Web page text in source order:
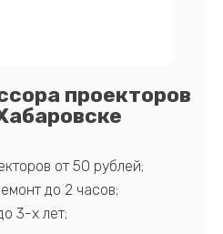
проекторов
от 50 рублей;
до 2 часов;
3-х лет;